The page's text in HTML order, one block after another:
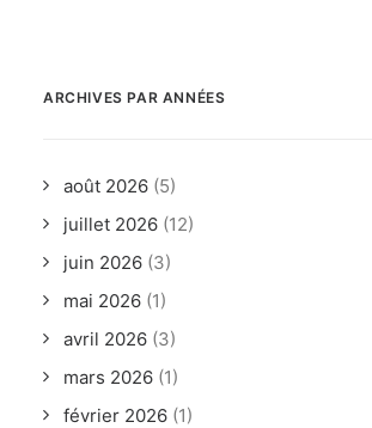
ARCHIVES PAR ANNÉES
août 2026 (5)
juillet 2026 (12)
juin 2026 (3)
mai 2026 (1)
avril 2026 (3)
mars 2026 (1)
février 2026 (1)